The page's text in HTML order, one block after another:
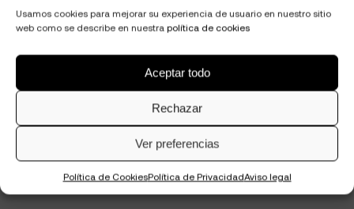
Usamos cookies para mejorar su experiencia de usuario en nuestro sitio
web como se describe en nuestra política de cookies
Aceptar todo
Rechazar
Ver preferencias
Política de CookiesPolítica de PrivacidadAviso legal